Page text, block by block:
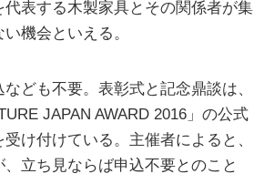
表する木製家具とその関係者が集
機会といえる。
ども不要。表彰式と記念鼎談は、
JAPAN AWARD 2016」の公式
け付けている。主催者によると、
立ち見ならば申込不要とのこと